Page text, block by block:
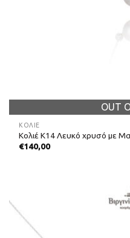
OUT
ΚΟΛΙΈ
Κολιέ Κ14 Λευκό χρυσό με
€140,00